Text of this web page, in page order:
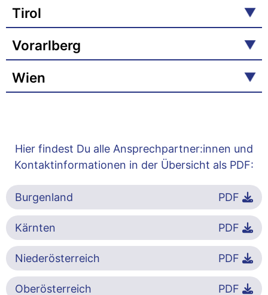
Tirol
Vorarlberg
Wien
Hier findest Du alle Ansprechpartner:innen und
Kontaktinformationen in der Übersicht als PDF:
Burgenland PDF
Kärnten PDF
Niederösterreich PDF
Oberösterreich PDF